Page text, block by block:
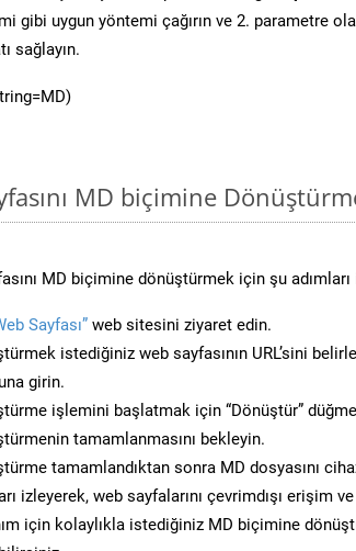
gibi uygun yöntemi çağırın ve 2. parametre
sağlayın.
MD biçimine
MD biçimine dönüştürmek için şu adımları
Sayfası” web sitesini ziyaret edin.
istediğiniz web sayfasının URL’sini
girin.
işlemini başlatmak için “Dönüştür”
tamamlanmasını bekleyin.
tamamlandıktan sonra MD dosyasını
izleyerek, web sayfalarını çevrimdışı erişim
için kolaylıkla istediğiniz MD biçimine